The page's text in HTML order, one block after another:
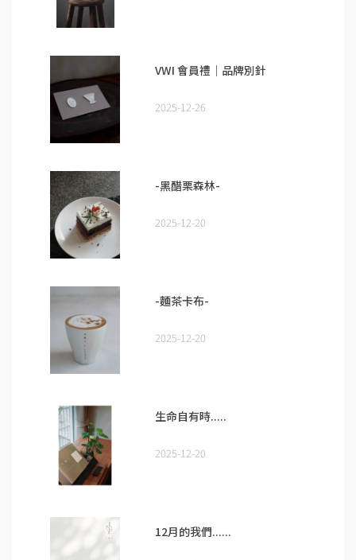
VWI 會員禮｜品牌別針
2025-12-26
-黑醋栗森林-
2025-12-20
-麵茶卡布-
2025-12-20
生命自有時.....
2025-12-20
12月的我們......